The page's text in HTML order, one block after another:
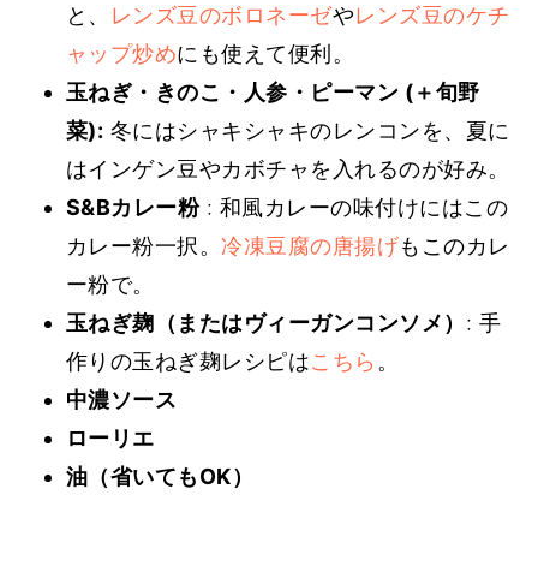
と、 レンズ豆のボロネーゼやレンズ豆のケチ
ャップ炒めにも使えて便利。
玉ねぎ・きのこ・人参・ピーマン (＋旬野
菜): 冬にはシャキシャキのレンコンを、夏に
はインゲン豆やカボチャを入れるのが好み。
S&Bカレー粉: 和風カレーの味付けにはこの
カレー粉一択。冷凍豆腐の唐揚げもこのカレ
ー粉で。
玉ねぎ麹（またはヴィーガンコンソメ） : 手
作りの玉ねぎ麹レシピはこちら 。
中濃ソース
ローリエ
油（省いてもOK）